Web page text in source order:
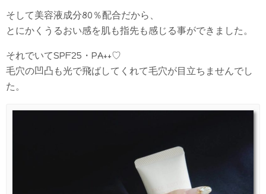
そして美容液成分80％配合だから、
とにかくうるおい感を肌も指先も感じる事ができました。
それでいてSPF25・PA++♡
毛穴の凹凸も光で飛ばしてくれて毛穴が目立ちませんでし
た。